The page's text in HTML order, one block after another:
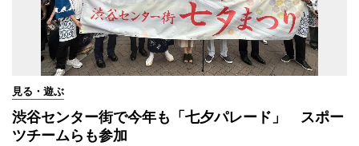
見る・遊ぶ
渋谷センター街で今年も「七夕パレード」 スポー
ツチームらも参加